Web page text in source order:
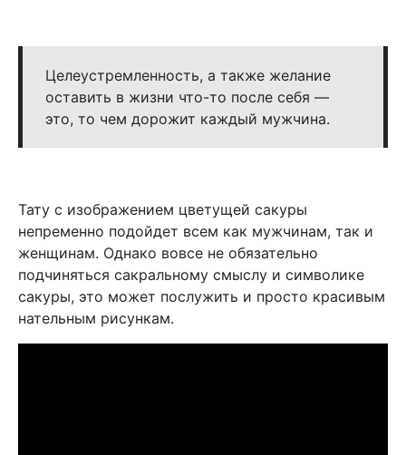
Целеустремленность, а также желание
оставить в жизни что-то после себя —
это, то чем дорожит каждый мужчина.
Тату с изображением цветущей сакуры
непременно подойдет всем как мужчинам, так и
женщинам. Однако вовсе не обязательно
подчиняться сакральному смыслу и символике
сакуры, это может послужить и просто красивым
нательным рисункам.